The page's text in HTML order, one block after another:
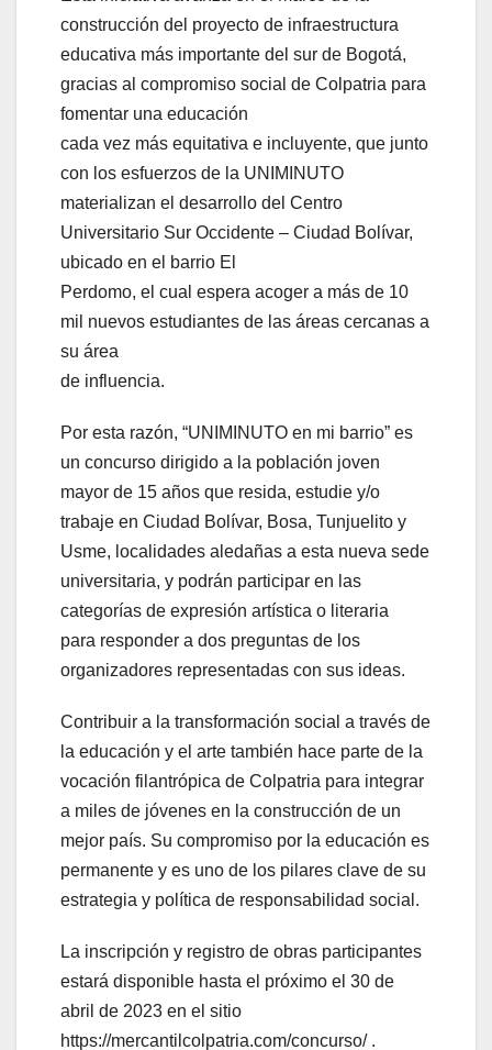
construcción del proyecto de infraestructura
educativa más importante del sur de Bogotá,
gracias al compromiso social de Colpatria para
fomentar una educación
cada vez más equitativa e incluyente, que junto
con los esfuerzos de la UNIMINUTO
materializan el desarrollo del Centro
Universitario Sur Occidente – Ciudad Bolívar,
ubicado en el barrio El
Perdomo, el cual espera acoger a más de 10
mil nuevos estudiantes de las áreas cercanas a
su área
de influencia.
Por esta razón, “UNIMINUTO en mi barrio” es
un concurso dirigido a la población joven
mayor de 15 años que resida, estudie y/o
trabaje en Ciudad Bolívar, Bosa, Tunjuelito y
Usme, localidades aledañas a esta nueva sede
universitaria, y podrán participar en las
categorías de expresión artística o literaria
para responder a dos preguntas de los
organizadores representadas con sus ideas.
Contribuir a la transformación social a través de
la educación y el arte también hace parte de la
vocación filantrópica de Colpatria para integrar
a miles de jóvenes en la construcción de un
mejor país. Su compromiso por la educación es
permanente y es uno de los pilares clave de su
estrategia y política de responsabilidad social.
La inscripción y registro de obras participantes
estará disponible hasta el próximo el 30 de
abril de 2023 en el sitio
https://mercantilcolpatria.com/concurso/ .